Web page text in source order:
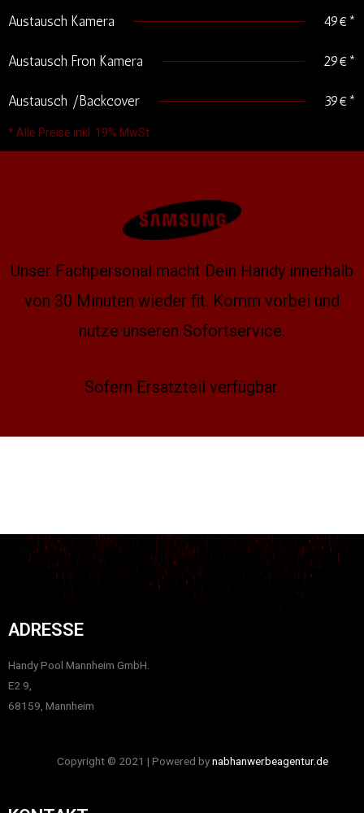
Austausch Kamera 49€*
Austausch Fron Kamera 29€*
Austausch /Backcover 39€*
* Alle Preise inkl. 19% MwSt.
Unser Fachpersonal macht Dein Handy innerhalb
von 30 Minuten wieder fit. Komm vorbei und
nutze unseren Sofortservice.
Sofern Ersatzteil verfügbar.
ADRESSE
Handy Pool Mannheim GmbH.
E2 9,
68159, Mannheim
Copyright © 2021 | Powered bynabhanwerbeagentur.de